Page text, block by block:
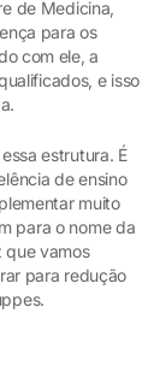
de Medicina,
para os
com ele, a
e isso
estrutura. É
de ensino
muito
para o nome da
que vamos
para redução